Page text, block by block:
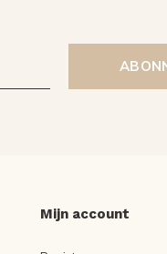
Mijn account